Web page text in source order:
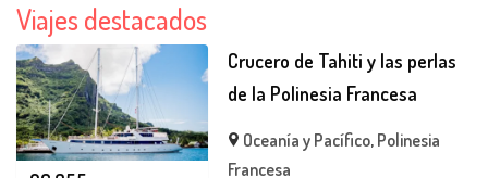
Viajes destacados
Crucero de Tahiti y las perlas
de la Polinesia Francesa
Oceanía y Pacífico, Polinesia
Francesa